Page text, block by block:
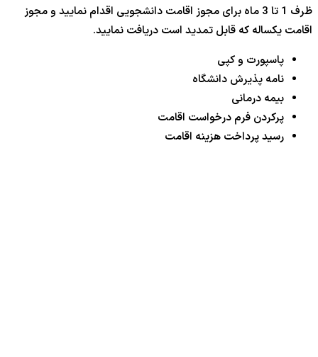
ظرف 1 تا 3 ماه برای مجوز اقامت دانشجویی اقدام نمایید و مجوز
اقامت یکساله که قابل تمدید است دریافت نمایید.
پاسپورت و کپی
نامه پذیرش دانشگاه
بیمه درمانی
پرکردن فرم درخواست اقامت
رسید پرداخت هزینه اقامت